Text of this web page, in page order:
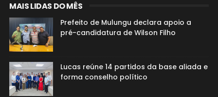
MAIS LIDAS DO MÊS
Prefeito de Mulungu declara apoio a
pré-candidatura de Wilson Filho
Lucas reúne 14 partidos da base aliada e
forma conselho político